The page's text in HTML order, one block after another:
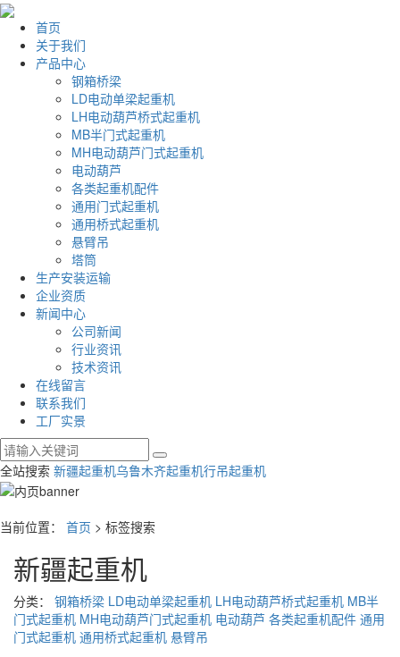
首页
关于我们
产品中心
钢箱桥梁
LD电动单梁起重机
LH电动葫芦桥式起重机
MB半门式起重机
MH电动葫芦门式起重机
电动葫芦
各类起重机配件
通用门式起重机
通用桥式起重机
悬臂吊
塔筒
生产安装运输
企业资质
新闻中心
公司新闻
行业资讯
技术资讯
在线留言
联系我们
工厂实景
全站搜索 新疆起重机乌鲁木齐起重机行吊起重机
当前位置： 首页 > 标签搜索
新疆起重机
分类： 钢箱桥梁 LD电动单梁起重机 LH电动葫芦桥式起重机 MB半
门式起重机 MH电动葫芦门式起重机 电动葫芦 各类起重机配件 通用
门式起重机 通用桥式起重机 悬臂吊